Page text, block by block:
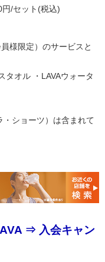
/セット(税込)
様限定）のサービスと
タオル ・LAVAウォータ
ショーツ）は含まれて
⇒ 入会キャン